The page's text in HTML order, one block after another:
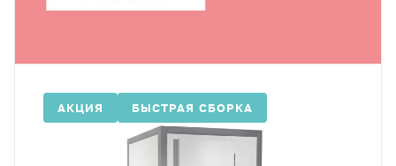
АКЦИЯ БЫСТРАЯ СБОРКА